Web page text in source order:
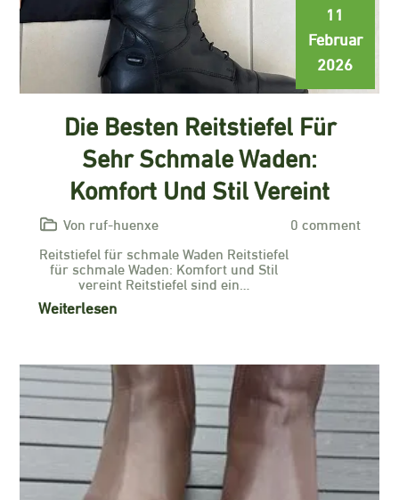
11
Februar
2026
Die Besten Reitstiefel Für
Sehr Schmale Waden:
Komfort Und Stil Vereint
Von ruf-huenxe
0 comment
Reitstiefel für schmale Waden Reitstiefel
für schmale Waden: Komfort und Stil
vereint Reitstiefel sind ein…
Weiterlesen